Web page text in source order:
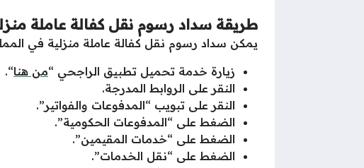
طريقة سداد رسوم نقل كفالة عاملة
يمكن سداد رسوم نقل كفالة عاملة منزلية في
زيارة خدمة تحميل تطبيق الراجحي “من هنا“.
النقر على الروابط المدرجة.
النقر على تبويب “المدفوعات والفواتير”.
الضغط على “المدفوعات الحكومية”.
الضغط على “خدمات المقيمين”.
الضغط على “نقل الخدمات”.